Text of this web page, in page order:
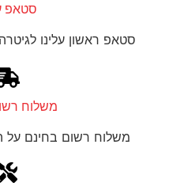
סטאפ
סטאפ ראשון עלינו לגיטרה
משלוח רשום
משלוח רשום בחינם על הזמנות